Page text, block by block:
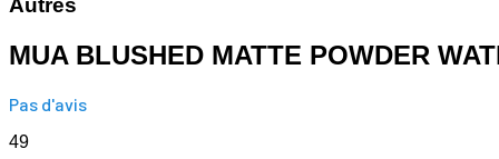
Autres
MUA BLUSHED MATTE POWDER
Pas d'avis
49